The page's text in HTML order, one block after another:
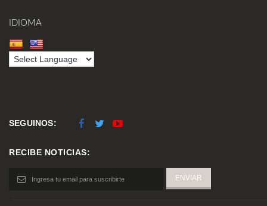
IDIOMA
SEGUINOS:
RECIBE NOTICIAS: